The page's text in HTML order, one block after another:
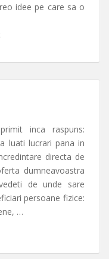
idee pe care sa o
inca raspuns:
luati lucrari pana in
directa de
dumneavoastra
de unde sare
persoane fizice:
…